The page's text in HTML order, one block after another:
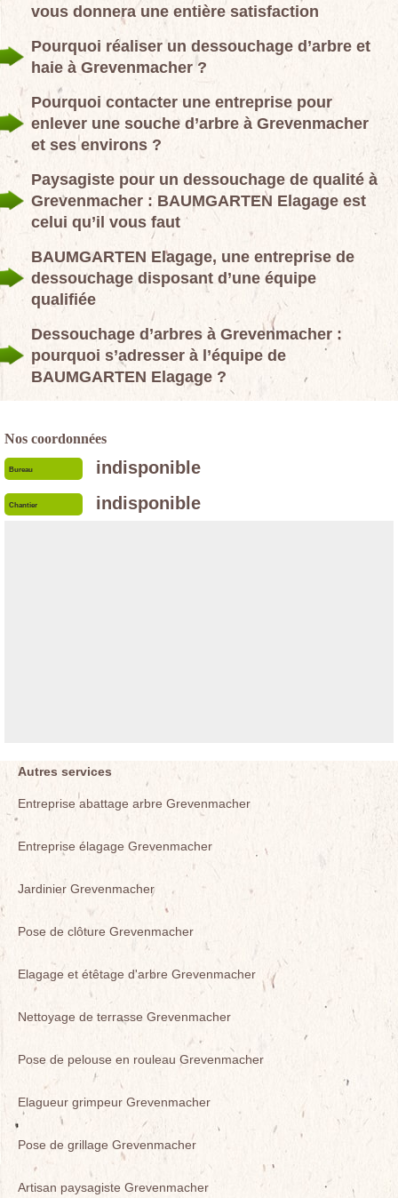
vous donnera une entière satisfaction
Pourquoi réaliser un dessouchage d’arbre et
haie à Grevenmacher ?
Pourquoi contacter une entreprise pour
enlever une souche d’arbre à Grevenmacher
et ses environs ?
Paysagiste pour un dessouchage de qualité à
Grevenmacher : BAUMGARTEN Elagage est
celui qu’il vous faut
BAUMGARTEN Elagage, une entreprise de
dessouchage disposant d’une équipe
qualifiée
Dessouchage d’arbres à Grevenmacher :
pourquoi s’adresser à l’équipe de
BAUMGARTEN Elagage ?
Nos coordonnées
Bureau indisponible
Chantier indisponible
Autres services
Entreprise abattage arbre Grevenmacher
Entreprise élagage Grevenmacher
Jardinier Grevenmacher
Pose de clôture Grevenmacher
Elagage et étêtage d'arbre Grevenmacher
Nettoyage de terrasse Grevenmacher
Pose de pelouse en rouleau Grevenmacher
Elagueur grimpeur Grevenmacher
Pose de grillage Grevenmacher
Artisan paysagiste Grevenmacher